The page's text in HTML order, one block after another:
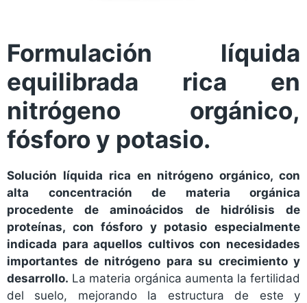
Formulación líquida
equilibrada rica en
nitrógeno orgánico,
fósforo y potasio.
Solución líquida rica en nitrógeno orgánico, con
alta concentración de materia orgánica
procedente de aminoácidos de hidrólisis de
proteínas, con fósforo y potasio especialmente
indicada para aquellos cultivos con necesidades
importantes de nitrógeno para su crecimiento y
desarrollo. La materia orgánica aumenta la fertilidad
del suelo, mejorando la estructura de este y